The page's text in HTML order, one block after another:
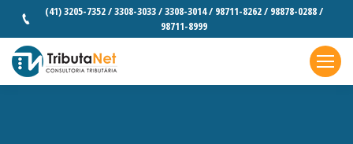
(41) 3205-7352 / 3308-3033 / 3308-3014 / 98711-8262 / 98878-0288 /
98711-8999